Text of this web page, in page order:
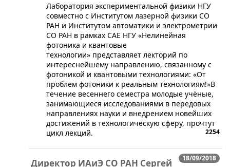
Лаборатория экспериментальной физики НГУ
совместно с Институтом лазерной физики СО
РАН и Институтом автоматики и электрометрии
СО РАН в рамках САЕ НГУ «Нелинейная
фотоника и квантовые
технологии» представляет лекторий по
интереснейшему направлению, связанному с
фотоникой и квантовыми технологиями: «От
проблем фотоники к реальным технологиям!»В
течение весеннего семестра молодые учёные,
занимающиеся исследованиями в передовых
направлениях науки и внедрением новейших
достижений в технологическую сферу, прочтут
цикл лекций.
2254
18/09/2018
Директор ИАиЭ СО РАН Сергей